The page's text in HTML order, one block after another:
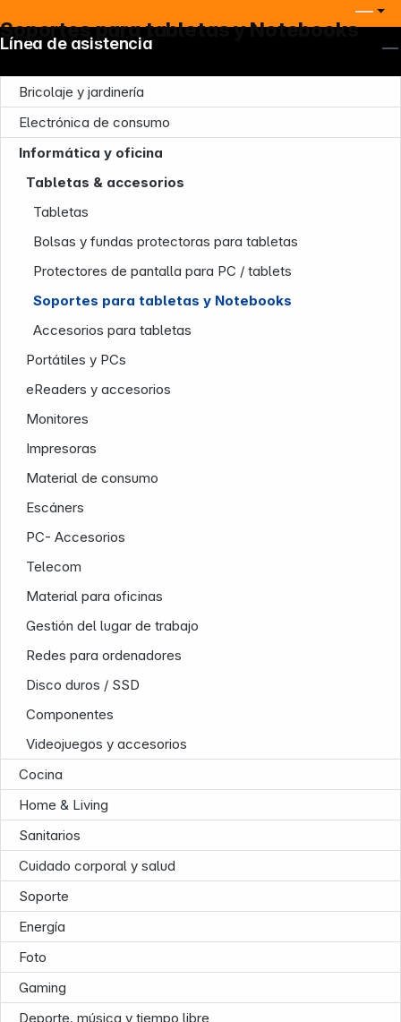
Soportes para tabletas y Notebooks
Bricolaje y jardinería
Electrónica de consumo
Informática y oficina
Tabletas & accesorios
Tabletas
Bolsas y fundas protectoras para tabletas
Protectores de pantalla para PC / tablets
Soportes para tabletas y Notebooks
Accesorios para tabletas
Portátiles y PCs
eReaders y accesorios
Monitores
Impresoras
Material de consumo
Escáners
PC- Accesorios
Telecom
Material para oficinas
Gestión del lugar de trabajo
Redes para ordenadores
Disco duros / SSD
Componentes
Videojuegos y accesorios
Cocina
Home & Living
Sanitarios
Cuidado corporal y salud
Soporte
Energía
Foto
Gaming
Deporte, música y tiempo libre
Línea de asistencia
Nuestra empresa